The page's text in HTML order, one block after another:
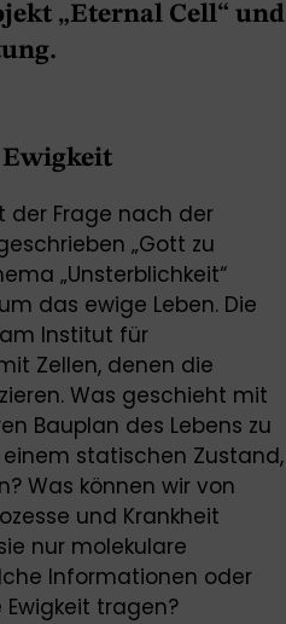
„Eternal Cell“ und
Ewigkeit
der Frage nach der
„Gott zu
„Unsterblichkeit“
das ewige Leben. Die
Institut für
Zellen, denen die
Was geschieht mit
Bauplan des Lebens zu
statischen Zustand,
Was können wir von
und Krankheit
nur molekulare
Informationen oder
tragen?